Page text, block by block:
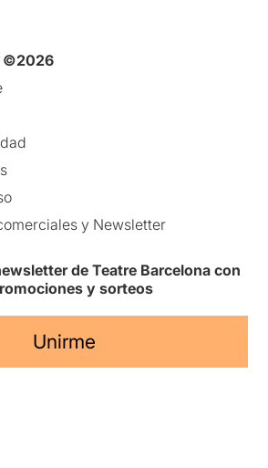
©2026
y Newsletter
de Teatre Barcelona con
y sorteos
Unirme